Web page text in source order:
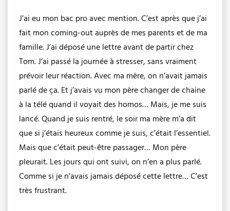
J’ai eu mon bac pro avec mention. C’est après que j’ai
fait mon coming-out auprès de mes parents et de ma
famille. J’ai déposé une lettre avant de partir chez
Tom. J’ai passé la journée à stresser, sans vraiment
prévoir leur réaction. Avec ma mère, on n’avait jamais
parlé de ça. Et j’avais vu mon père changer de chaine
à la télé quand il voyait des homos… Mais, je me suis
lancé. Quand je suis rentré, le soir ma mère m’a dit
que si j’étais heureux comme je suis, c’était l’essentiel.
Mais que c’était peut-être passager… Mon père
pleurait. Les jours qui ont suivi, on n’en a plus parlé.
Comme si je n’avais jamais déposé cette lettre… C’est
très frustrant.